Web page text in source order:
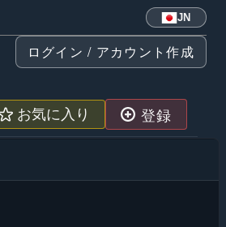
JN
ログイン / アカウント作成
お気に入り 登録